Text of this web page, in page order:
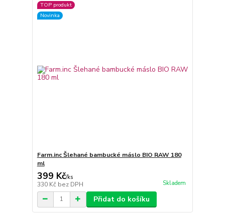
TOP produkt
Novinka
Farm.inc Šlehané bambucké máslo BIO RAW 180
ml
399 Kč/ks
330 Kč bez DPH Skladem
Přidat do košíku